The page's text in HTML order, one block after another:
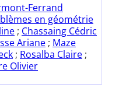
Ferrand
en géométrie
; Chassaing Cédric
Ariane ; Maze
; Rosalba Claire ;
Olivier